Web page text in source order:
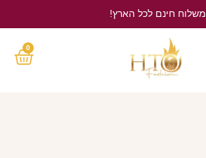
משלוח חינם לכל הארץ!
0